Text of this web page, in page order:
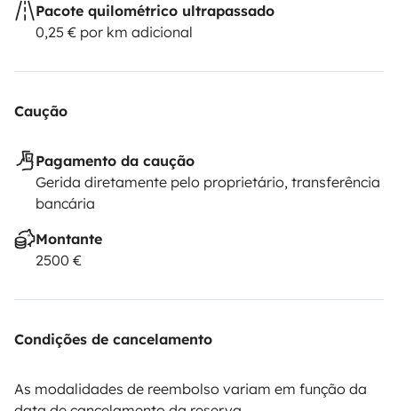
Pacote quilométrico ultrapassado
0,25 € por km adicional
Caução
Pagamento da caução
Gerida diretamente pelo proprietário, transferência
bancária
Montante
2500 €
Condições de cancelamento
As modalidades de reembolso variam em função da